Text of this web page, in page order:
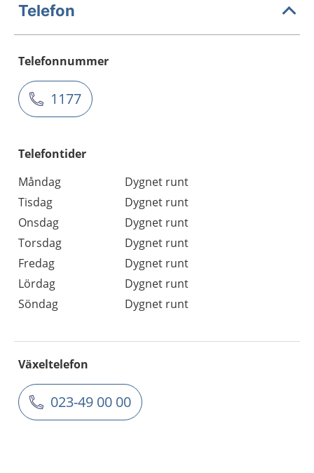
Telefon
Telefonnummer
1177
Telefontider
Måndag
Dygnet runt
Tisdag
Dygnet runt
Onsdag
Dygnet runt
Torsdag
Dygnet runt
Fredag
Dygnet runt
Lördag
Dygnet runt
Söndag
Dygnet runt
Växeltelefon
023-49 00 00